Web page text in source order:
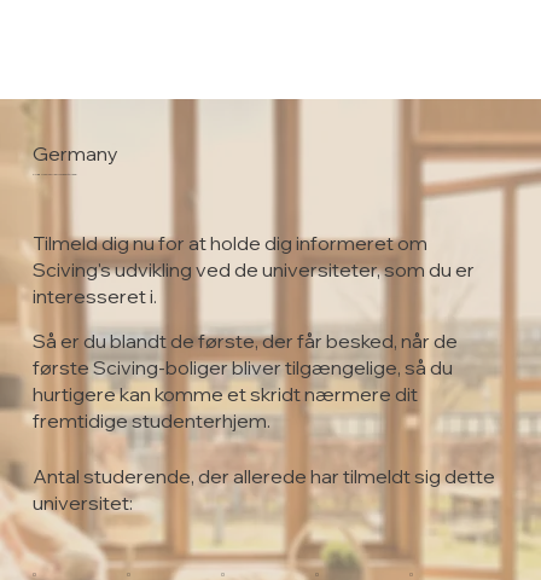
Germany
Friedrich Schiller University Jena
Tilmeld dig nu for at holde dig informeret om
Sciving's udvikling ved de universiteter, som du er
interesseret i.
Så er du blandt de første, der får besked, når de
første Sciving-boliger bliver tilgængelige, så du
hurtigere kan komme et skridt nærmere dit
fremtidige studenterhjem.
Antal studerende, der allerede har tilmeldt sig dette
universitet:
0
0
0
0
0